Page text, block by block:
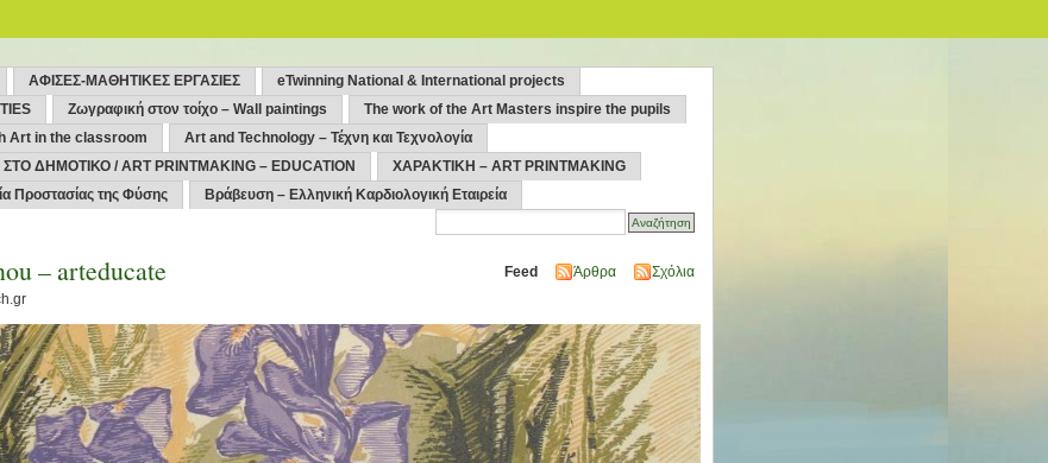
ΑΦΙΣΕΣ-ΜΑΘΗΤΙΚΕΣ ΕΡΓΑΣΙΕΣ
eTwinning National & International projects
Ζωγραφική στον τοίχο – Wall paintings
The work of the Art Masters inspire the pupils
Art in the classroom
Art and Technology – Τέχνη και Τεχνολογία
ΔΗΜΟΤΙΚΟ / ART PRINTMAKING – EDUCATION
ΧΑΡΑΚΤΙΚΗ – ART PRINTMAKING
Προστασίας της Φύσης
Βράβευση – Ελληνική Καρδιολογική Εταιρεία
– arteducate Feed Άρθρα Σχόλια